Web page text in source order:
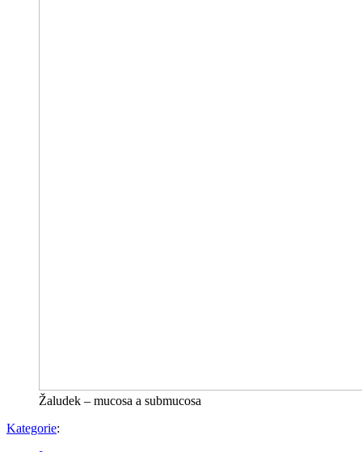
Žaludek – mucosa a submucosa
Kategorie: